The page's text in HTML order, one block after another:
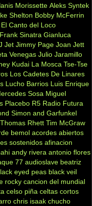
Morissette Aleks Syntek
Shelton Bobby McFerrin
El Canto del Loco
Frank Sinatra Gianluca
Jet Jimmy Page Joan Jett
Venegas Julio Jaramillo
Kudai La Mosca Tse-Tse
Los Cadetes De Linares
Lucho Barrios Luis Enrique
Sosa Miguel
Placebo R5 Radio Futura
Simon and Garfunkel
Thomas Rhett Tim McGraw
bemol acordes abiertos
sostenidos afinacion
andy rivera antonio flores
77 audioslave beatriz
eyed peas black veil
rocky cancion del mundial
celso piña celtas cortos
chris isaak chucho